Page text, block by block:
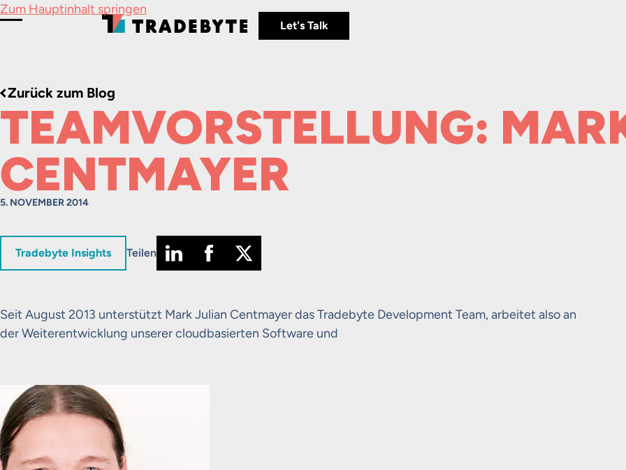
Zum Hauptinhalt springen
Menü umschalten
Let's Talk
Zurück zum Blog
TEAMVORSTELLUNG:
CENTMAYER
5. NOVEMBER 2014
in
Tradebyte Insights Teilen
Seit August 2013 unterstützt Mark Julian Centmayer das Tradebyte Development Team, arbeitet also an
der Weiterentwicklung unserer cloudbasierten Software und